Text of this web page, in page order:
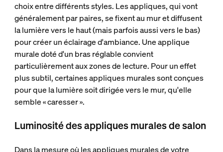
choix entre différents styles. Les appliques, qui vont
généralement par paires, se fixent au mur et diffusent
la lumière vers le haut (mais parfois aussi vers le bas)
pour créer un éclairage d'ambiance. Une applique
murale doté d'un bras réglable convient
particulièrement aux zones de lecture. Pour un effet
plus subtil, certaines appliques murales sont conçues
pour que la lumière soit dirigée vers le mur, qu'elle
semble « caresser ».
Luminosité des appliques murales de salon
Dans la mesure où les appliques murales de votre